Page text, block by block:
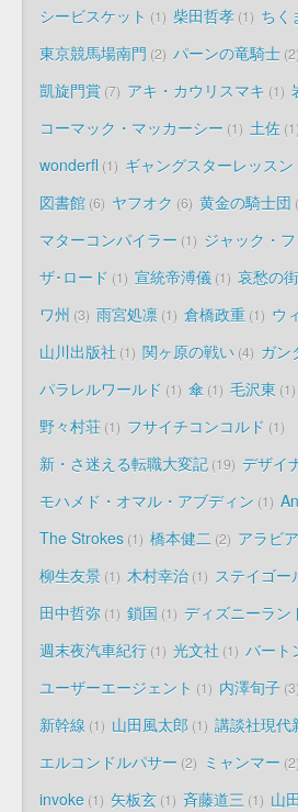
シービスケット 1 柴田哲孝 1 ちく
東京競馬場南門 2 パーンの竜騎士 2
凱旋門賞 7 アキ・カウリスマキ 1
コーマック・マッカーシー 1 土佐 1
wonderfl 1 ギャングスターレッスン
図書館 6 ヤフオク 6 黄金の騎士団
マターコンパイラー 1 ジャック・
ザ･ロード 1 宣統帝溥儀 1 哀愁の
ワ州 3 雨宮処凛 1 倉橋政重 1 ウ
山川出版社 1 関ヶ原の戦い 4 ガン
パラレルワールド 1 傘 1 毛沢東 1
野々村荘 1 フサイチコンコルド 1
新・さ迷える転職大変記 19 デザイ
モハメド・オマル・アブディン 1
The Strokes 1 橋本健二 2 アラビ
柳生友景 1 木村幸治 1 ステイゴー
田中哲弥 1 鎖国 1 ディズニーラン
週末夜汽車紀行 1 光文社 1 バート
ユーザーエージェント 1 内澤旬子 3
新幹線 1 山田風太郎 1 講談社現代
エルコンドルパサー 2 ミャンマー 2
invoke 1 矢板玄 1 斉藤道三 1 山